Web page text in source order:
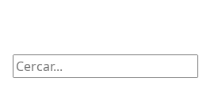
Cercar: